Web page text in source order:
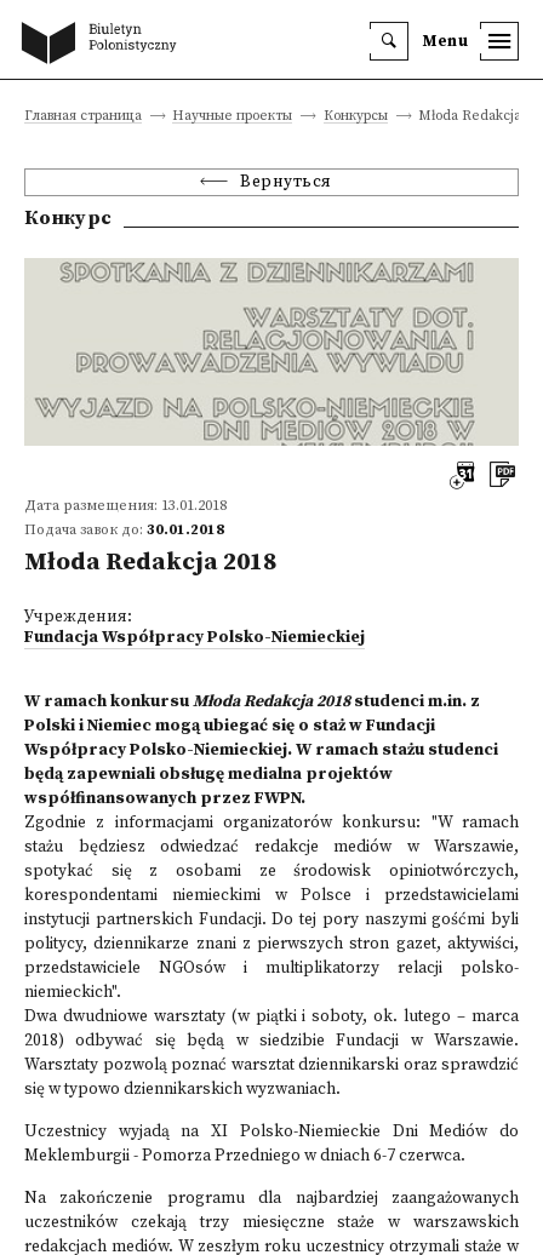
Menu
Главная страница Научные проекты Конкурсы Młoda Redakcja
Вернуться
Конкурс
Дата размещения: 13.01.2018
Подача завок до: 30.01.2018
Młoda Redakcja 2018
Учреждения:
Fundacja Współpracy Polsko-Niemieckiej
W ramach konkursuMłoda Redakcja 2018studenci m.in. z
Polski i Niemiec mogą ubiegać się o staż w Fundacji
Współpracy Polsko-Niemieckiej. W ramach stażu studenci
będą zapewniali obsługę medialna projektów
współfinansowanych przez FWPN.
Zgodnie z informacjami organizatorów konkursu: "W ramach
stażu będziesz odwiedzać redakcje mediów w Warszawie,
spotykać się z osobami ze środowisk opiniotwórczych,
korespondentami niemieckimi w Polsce i przedstawicielami
instytucji partnerskich Fundacji. Do tej pory naszymi gośćmi byli
politycy, dziennikarze znani z pierwszych stron gazet, aktywiści,
przedstawiciele NGOsów i multiplikatorzy relacji polsko-
niemieckich".
Dwa dwudniowe warsztaty (w piątki i soboty, ok. lutego – marca
2018) odbywać się będą w siedzibie Fundacji w Warszawie.
Warsztaty pozwolą poznać warsztat dziennikarski oraz sprawdzić
się w typowo dziennikarskich wyzwaniach.
Uczestnicy wyjadą na XI Polsko-Niemieckie Dni Mediów do
Meklemburgii - Pomorza Przedniego w dniach 6-7 czerwca.
Na zakończenie programu dla najbardziej zaangażowanych
uczestników czekają trzy miesięczne staże w warszawskich
redakcjach mediów. W zeszłym roku uczestnicy otrzymali staże w